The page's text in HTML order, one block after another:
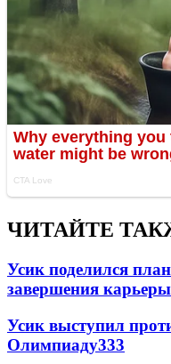
ЧИТАЙТЕ
Усик поделился
завершения карьеры
Усик выступил
Олимпиаду333